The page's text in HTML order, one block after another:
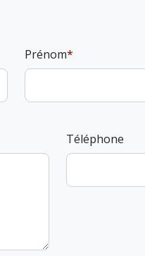
Prénom
Téléphone